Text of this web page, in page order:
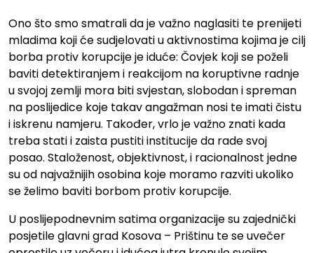
Ono što smo smatrali da je važno naglasiti te prenijeti
mladima koji će sudjelovati u aktivnostima kojima je cilj
borba protiv korupcije je iduće: Čovjek koji se poželi
baviti detektiranjem i reakcijom na koruptivne radnje
u svojoj zemlji mora biti svjestan, slobodan i spreman
na poslijedice koje takav angažman nosi te imati čistu
i iskrenu namjeru. Također, vrlo je važno znati kada
treba stati i zaista pustiti institucije da rade svoj
posao. Staloženost, objektivnost, i racionalnost jedne
su od najvažnijih osobina koje moramo razviti ukoliko
se želimo baviti borbom protiv korupcije.
U poslijepodnevnim satima organizacije su zajednički
posjetile glavni grad Kosova – Prištinu te se uvečer